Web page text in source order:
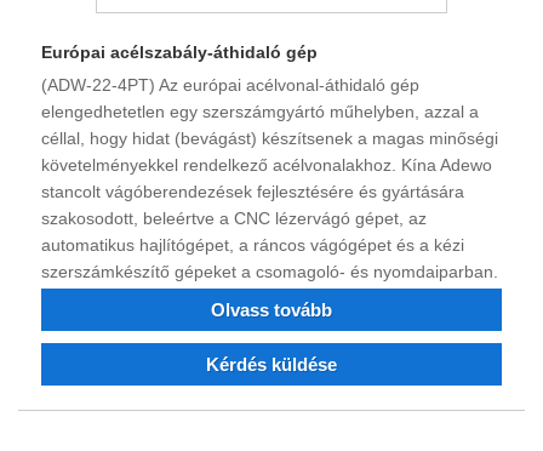
Európai acélszabály-áthidaló gép
(ADW-22-4PT) Az európai acélvonal-áthidaló gép
elengedhetetlen egy szerszámgyártó műhelyben, azzal a
céllal, hogy hidat (bevágást) készítsenek a magas minőségi
követelményekkel rendelkező acélvonalakhoz. Kína Adewo
stancolt vágóberendezések fejlesztésére és gyártására
szakosodott, beleértve a CNC lézervágó gépet, az
automatikus hajlítógépet, a ráncos vágógépet és a kézi
szerszámkészítő gépeket a csomagoló- és nyomdaiparban.
Olvass tovább
Kérdés küldése